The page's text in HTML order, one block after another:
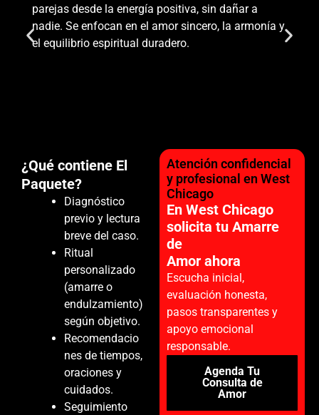
parejas desde la energía positiva, sin dañar a
nadie. Se enfocan en el amor sincero, la armonía y
el equilibrio espiritual duradero.
¿Qué contiene El
Paquete?
Diagnóstico
previo y lectura
breve del caso.
Ritual
personalizado
(amarre o
endulzamiento)
según objetivo.
Recomendacio
nes de tiempos,
oraciones y
cuidados.
Seguimiento
Atención confidencial
y profesional en West
Chicago
En West Chicago
solicita tu Amarre
de
Amor ahora
Escucha inicial,
evaluación honesta,
pasos transparentes y
apoyo emocional
responsable.
Agenda Tu
Consulta de
Amor